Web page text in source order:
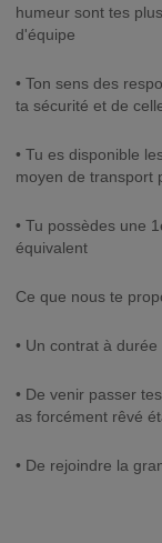
humeur sont tes
d'équipe
• Ton sens des
ta sécurité et de
• Tu es disponible
moyen de transport
• Tu possèdes une
équivalent
Ce que nous te
• Un contrat à
• De venir passer
as forcément rêvé
• De rejoindre la